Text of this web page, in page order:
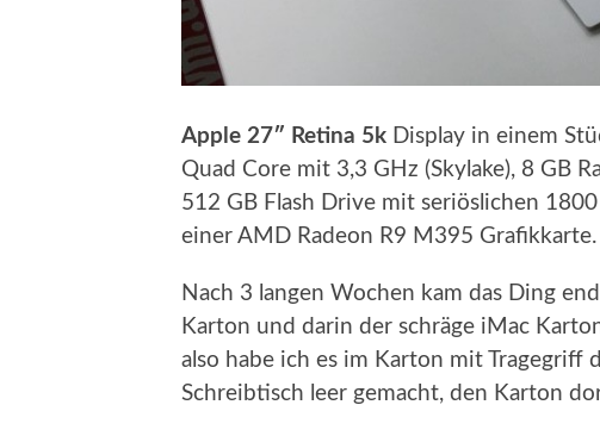
Apple 27″ Retina 5k Display in einem
Quad Core mit 3,3 GHz (Skylake), 8 GB
512 GB Flash Drive mit seriöslichen
einer AMD Radeon R9 M395 Grafikkarte.
Nach 3 langen Wochen kam das Ding
Karton und darin der schräge iMac
also habe ich es im Karton mit Tragegriff
Schreibtisch leer gemacht, den Karton